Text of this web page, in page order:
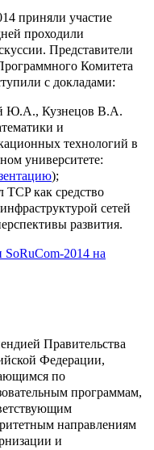
приняли участие
проходили
Представители
Комитета
с докладами:
Ю.А., Кузнецов В.А.
и
технологий в
университете:
);
как средство
сетей
развития.
2014 на
Правительства
Федерации,
по
программам,
направлениям
и